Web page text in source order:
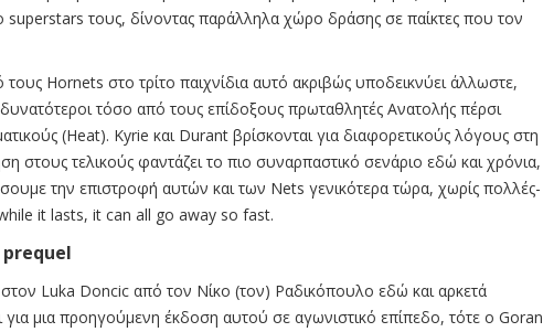
τους, δίνοντας παράλληλα χώρο δράσης σε παίκτες που τον
Hornets στο τρίτο παιχνίδια αυτό ακριβώς υποδεικνύει άλλωστε,
τόσο από τους επίδοξους πρωταθλητές Ανατολής πέρσι
(Heat). Kyrie και Durant βρίσκονται για διαφορετικούς λόγους στη
στους τελικούς φαντάζει το πιο συναρπαστικό σενάριο εδώ και χρόνια,
την επιστροφή αυτών και των Nets γενικότερα τώρα, χωρίς πολλές-
it lasts, it can all go away so fast.
prequel
Luka Doncic από τον Νίκο (τον) Ραδικόπουλο εδώ και αρκετά
μια προηγούμενη έκδοση αυτού σε αγωνιστικό επίπεδο, τότε ο Goran